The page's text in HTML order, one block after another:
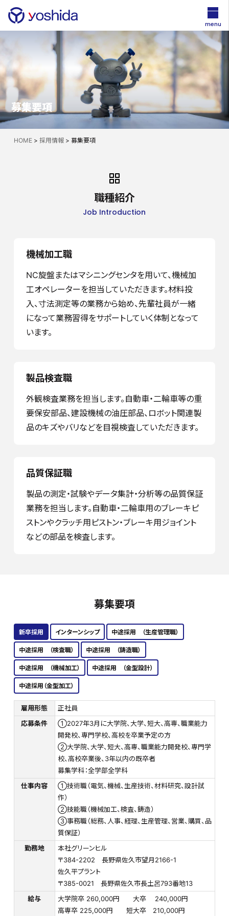
募集要項
HOME> 採用情報> 募集要項
職種紹介
Job Introduction
機械加工職
NC旋盤またはマシニングセンタを用いて、機械加
工オペレーターを担当していただきます。材料投
入、寸法測定等の業務から始め、先輩社員が一緒
になって業務習得をサポートしていく体制となって
います。
製品検査職
外観検査業務を担当します。自動車・二輪車等の重
要保安部品、建設機械の油圧部品、ロボット関連製
品のキズやバリなどを目視検査していただきます。
品質保証職
製品の測定・試験やデータ集計・分析等の品質保証
業務を担当します。自動車・二輪車用のブレーキピ
ストンやクラッチ用ピストン・ブレーキ用ジョイント
などの部品を検査します。
募集要項
新卒採用 インターンシップ 中途採用 （生産管理職）
中途採用 （検査職） 中途採用 （鋳造職）
中途採用 （機械加工） 中途採用 （金型設計）
中途採用（金型加工）
雇用形態
正社員
応募条件
①2027年3月に大学院、大学、短大、高専、職業能力
開発校、専門学校、高校を卒業予定の方
②大学院、大学、短大、高専、職業能力開発校、専門学
校、高校卒業後、3年以内の既卒者
募集学科：全学部全学科
仕事内容
①技術職（電気、機械、生産技術、材料研究、設計試
作）
②技能職（機械加工、検査、鋳造）
③事務職（総務、人事、経理、生産管理、営業、購買、品
質保証）
勤務地
本社グリーンヒル
〒384-2202 長野県佐久市望月2166-1
佐久平プラント
〒385-0021 長野県佐久市長土呂793番地13
給与
大学院卒 260,000円 大卒 240,000円
高専卒 225,000円 短大卒 210,000円
menu